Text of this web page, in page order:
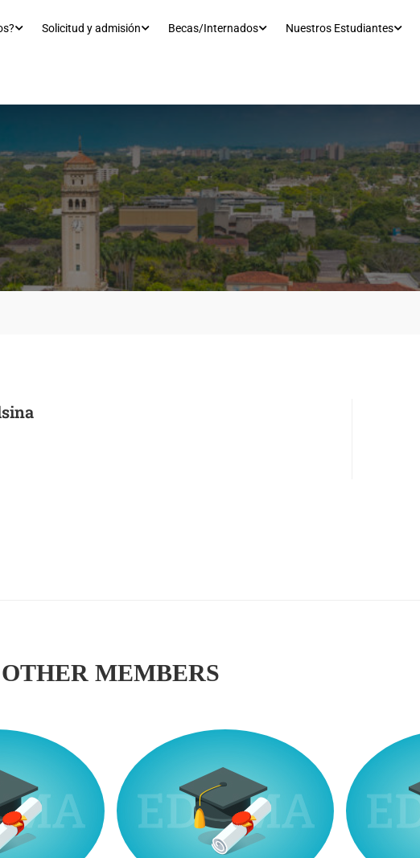
Solicitud y admisión Becas/Internados Nuestros Estudiantes
OTHER MEMBERS